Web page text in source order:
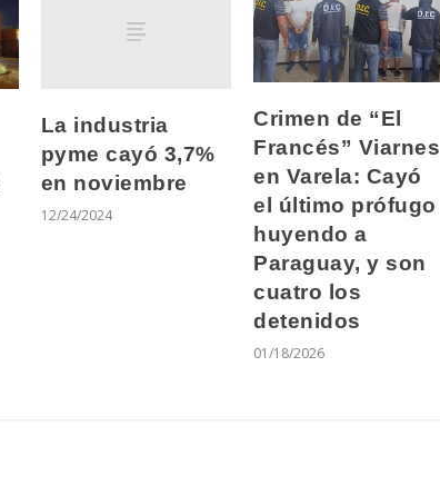
La industria
pyme cayó 3,7%
en noviembre
12/24/2024
Crimen de “El
Francés” Viarnes
en Varela: Cayó
el último prófugo
huyendo a
Paraguay, y son
cuatro los
detenidos
01/18/2026